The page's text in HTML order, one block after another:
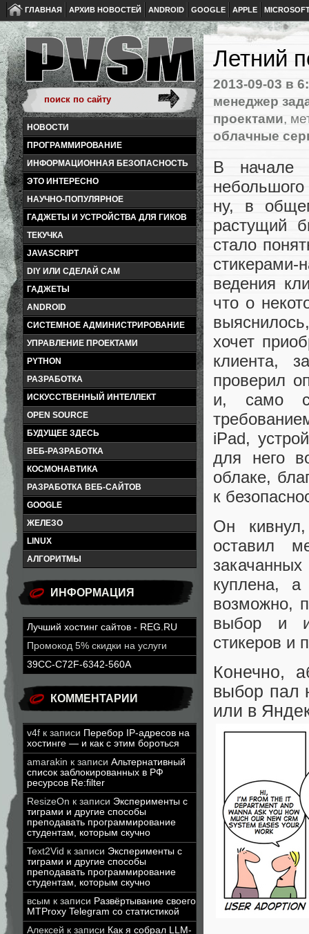
ГЛАВНАЯ АРХИВ НОВОСТЕЙ ANDROID GOOGLE APPLE
НОВОСТИ
ПРОГРАММИРОВАНИЕ
ИНФОРМАЦИОННАЯ БЕЗОПАСНОСТЬ
ЭТО ИНТЕРЕСНО
НАУЧНО-ПОПУЛЯРНОЕ
ГАДЖЕТЫ И УСТРОЙСТВА ДЛЯ ГИКОВ
ТЕКУЧКА
JAVASCRIPT
DIY ИЛИ СДЕЛАЙ САМ
ГАДЖЕТЫ
ANDROID
СИСТЕМНОЕ АДМИНИСТРИРОВАНИЕ
УПРАВЛЕНИЕ ПРОЕКТАМИ
PYTHON
РАЗРАБОТКА
ИСКУССТВЕННЫЙ ИНТЕЛЛЕКТ
OPEN SOURCE
БУДУЩЕЕ ЗДЕСЬ
ВЕБ-РАЗРАБОТКА
КОСМОНАВТИКА
РАЗРАБОТКА ВЕБ-САЙТОВ
GOOGLE
ЖЕЛЕЗО
LINUX
АЛГОРИТМЫ
ИНФОРМАЦИЯ
Лучший хостинг сайтов - REG.RU
Промокод 5% скидки на услуги
39CC-C72F-6342-560A
КОММЕНТАРИИ
v4f к записи Перебор IP-адресов на
хостинге — и как с этим бороться
amarakin к записи Альтернативный
список заблокированных в РФ
ресурсов Re:filter
ResizeOn к записи Эксперименты с
тиграми и другие способы
преподавать программирование
студентам, которым скучно
Text2Vid к записи Эксперименты с
тиграми и другие способы
преподавать программирование
студентам, которым скучно
всым к записи Развёртывание своего
MTProxy Telegram со статистикой
Алексей к записи Как я собрал LLM-
Летний
2013-09-03 в
менеджер
проектами,
облачные
В начале
ну, в
растущий
стало
ведения
что о
хочет
клиента,
проверил
и, само
iPad,
для него
облаке,
к
Он
оставил
куплена, а
возможно,
выбор и
стикеров и
Конечно,
выбор пал
или в